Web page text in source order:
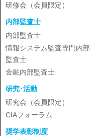
研修会（会員限定）
内部監査士
内部監査士
情報システム監査専門内部
監査士
金融内部監査士
研究･活動
研究会（会員限定）
CIAフォーラム
奨学表彰制度